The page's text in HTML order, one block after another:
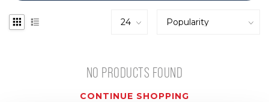
NO PRODUCTS FOUND
CONTINUE SHOPPING